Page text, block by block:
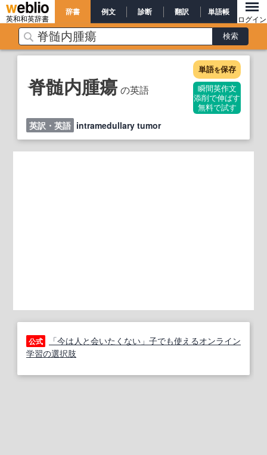
英和和英辞書
辞書 例文 診断 翻訳 単語帳
ログイン
脊髄内腫瘍 の英語
単語を保存
瞬間英作文
添削で伸ばす
無料で試す
英訳・英語 intramedullary tumor
公式
「今は人と会いたくない」子でも使えるオンライン
学習の選択肢